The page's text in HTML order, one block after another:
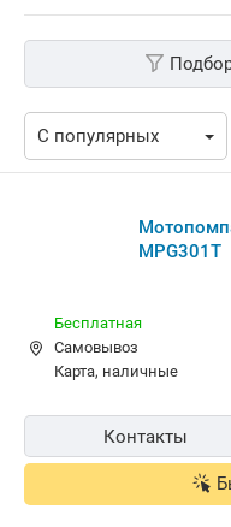
MPG301T
Бесплатная
Самовывоз
карта, наличные
Контакты